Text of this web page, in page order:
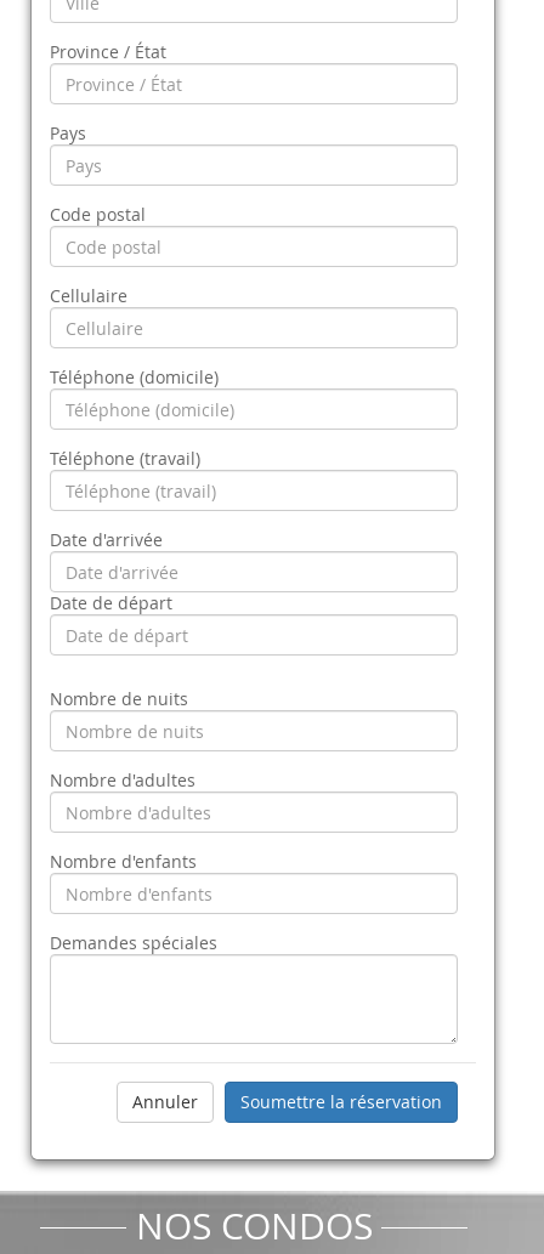
Province / État
Pays
Code postal
Cellulaire
Téléphone (domicile)
Téléphone (travail)
Date d'arrivée
Date de départ
Nombre de nuits
Nombre d'adultes
Nombre d'enfants
Demandes spéciales
NOS CONDOS